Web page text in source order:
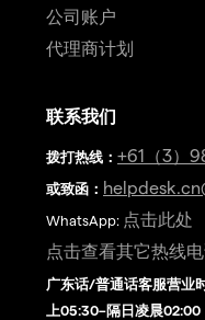
公司账户
代理商计划
联系我们
拨打热线 ： +61（3）
或致函：
WhatsApp: 点击此处
点击查看其它热线
广东话/普通话客服营业
上05:30–隔日凌晨02:00